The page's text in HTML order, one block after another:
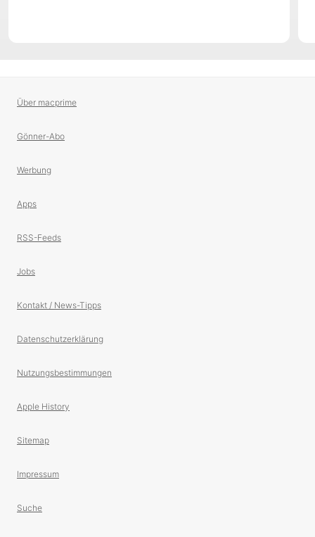
Über macprime
Gönner-Abo
Werbung
Apps
RSS-Feeds
Jobs
Kontakt / News-Tipps
Datenschutzerklärung
Nutzungsbestimmungen
Apple History
Sitemap
Impressum
Suche